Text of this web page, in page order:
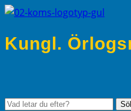
Kungl.
Sök